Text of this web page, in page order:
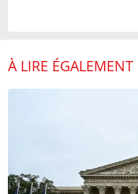
À LIRE ÉGALEMENT